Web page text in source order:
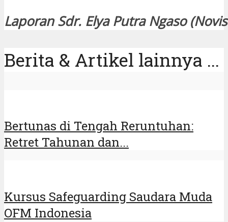
Laporan Sdr. Elya Putra Ngaso
Berita & Artikel lainnya ...
Bertunas di Tengah Reruntuhan:
Retret Tahunan dan...
Kursus Safeguarding Saudara Muda
OFM Indonesia